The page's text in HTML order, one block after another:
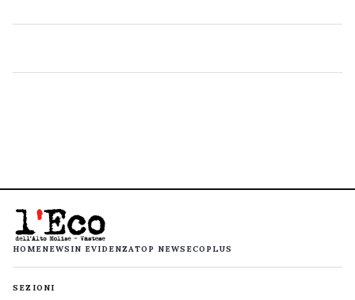
HOMENEWS IN EVIDENZATOP NEWS ECOPLUS
SEZIONI